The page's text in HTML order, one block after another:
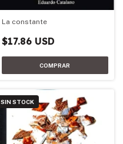
La constante
$17.86 USD
SIN STOCK